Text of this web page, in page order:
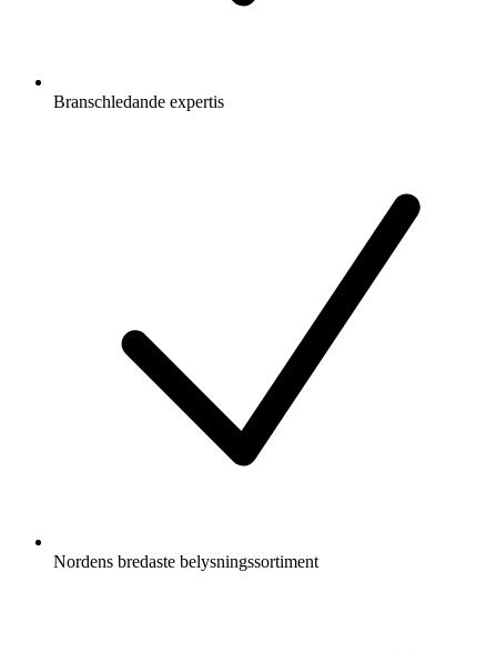
Branschledande expertis
Nordens bredaste belysningssortiment